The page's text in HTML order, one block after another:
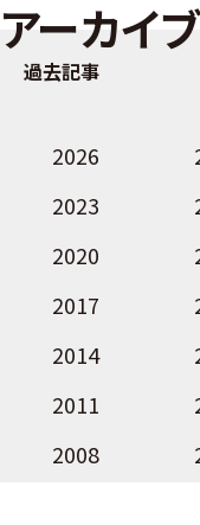
アーカイブ
過去記事
2026
2023
2020
2017
2014
2011
2008